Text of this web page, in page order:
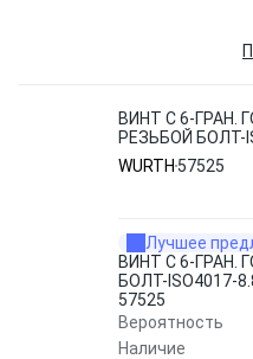
ВИНТ С 6-ГРАН.
РЕЗЬБОЙ БОЛТ-
М5X25 WURTH
WURTH 57525
Лучшее
ВИНТ С 6-ГРАН.
БОЛТ-ISO4017-
57525
Вероятность
Наличие